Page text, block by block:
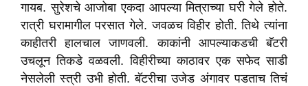
गायब. सुरेशचे आजोबा एकदा आपल्या मित्राच्या घरी गेले होते.
रात्री घरामागील परसात गेले. जवळच विहीर होती. तिथे त्यांना
काहीतरी हालचाल जाणवली. काकांनी आपल्याकडची बॅटरी
उचलून तिकडे वळवली. विहीरीच्या काठावर एक सफेद साडी
नेसलेली स्त्री उभी होती. बॅटरीचा उजेड अंगावर पडताच तिचं